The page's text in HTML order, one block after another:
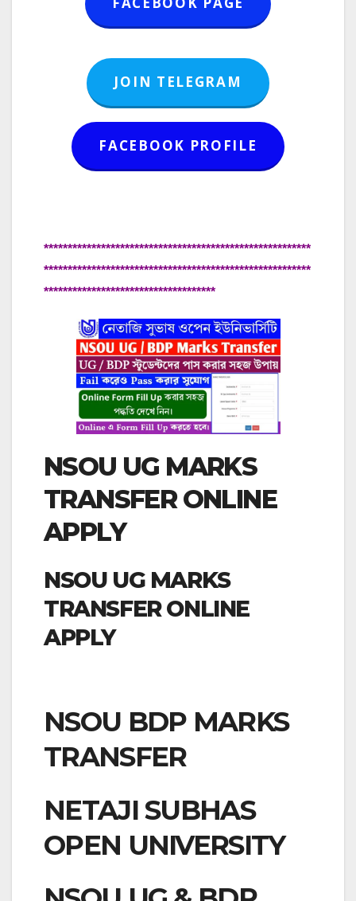
JOIN TELEGRAM
FACEBOOK PROFILE
********************************************************
********************************************************
************************************
NSOU UG MARKS
TRANSFER ONLINE
APPLY
NSOU UG MARKS
TRANSFER ONLINE
APPLY
NSOU BDP MARKS
TRANSFER
NETAJI SUBHAS
OPEN UNIVERSITY